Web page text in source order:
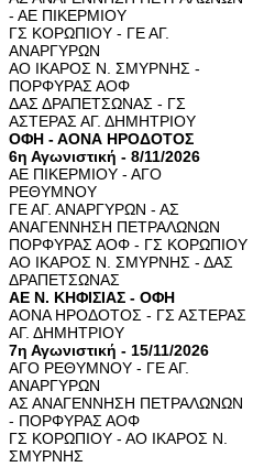
- ΑΕ ΠΙΚΕΡΜΙΟΥ
ΓΣ ΚΟΡΩΠΙΟΥ - ΓΕ ΑΓ.
ΑΝΑΡΓΥΡΩΝ
ΑΟ ΙΚΑΡΟΣ Ν. ΣΜΥΡΝΗΣ -
ΠΟΡΦΥΡΑΣ ΑΟΦ
ΔΑΣ ΔΡΑΠΕΤΣΩΝΑΣ - ΓΣ
ΑΣΤΕΡΑΣ ΑΓ. ΔΗΜΗΤΡΙΟΥ
ΟΦΗ - ΑΟΝΑ ΗΡΟΔΟΤΟΣ
6η Αγωνιστική - 8/11/2026
ΑΕ ΠΙΚΕΡΜΙΟΥ - ΑΓΟ
ΡΕΘΥΜΝΟΥ
ΓΕ ΑΓ. ΑΝΑΡΓΥΡΩΝ - ΑΣ
ΑΝΑΓΕΝΝΗΣΗ ΠΕΤΡΑΛΩΝΩΝ
ΠΟΡΦΥΡΑΣ ΑΟΦ - ΓΣ ΚΟΡΩΠΙΟΥ
ΑΟ ΙΚΑΡΟΣ Ν. ΣΜΥΡΝΗΣ - ΔΑΣ
ΔΡΑΠΕΤΣΩΝΑΣ
ΑΕ Ν. ΚΗΦΙΣΙΑΣ - ΟΦΗ
ΑΟΝΑ ΗΡΟΔΟΤΟΣ - ΓΣ ΑΣΤΕΡΑΣ
ΑΓ. ΔΗΜΗΤΡΙΟΥ
7η Αγωνιστική - 15/11/2026
ΑΓΟ ΡΕΘΥΜΝΟΥ - ΓΕ ΑΓ.
ΑΝΑΡΓΥΡΩΝ
ΑΣ ΑΝΑΓΕΝΝΗΣΗ ΠΕΤΡΑΛΩΝΩΝ
- ΠΟΡΦΥΡΑΣ ΑΟΦ
ΓΣ ΚΟΡΩΠΙΟΥ - ΑΟ ΙΚΑΡΟΣ Ν.
ΣΜΥΡΝΗΣ